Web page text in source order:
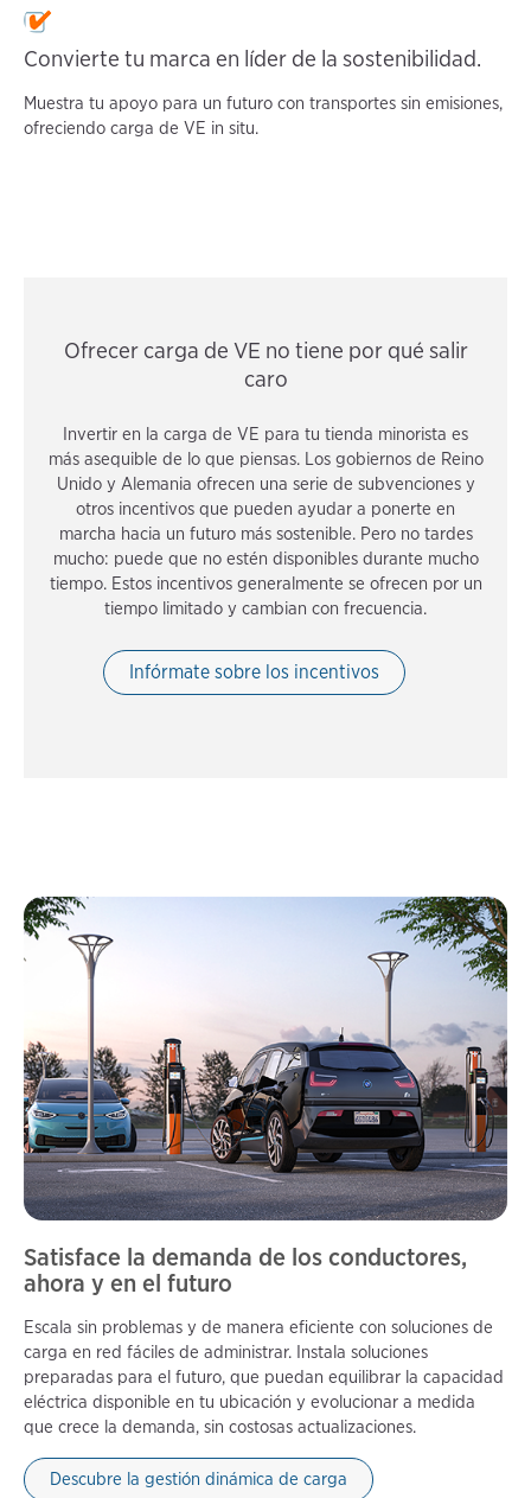
Convierte tu marca en líder de la sostenibilidad.
Muestra tu apoyo para un futuro con transportes sin emisiones,
ofreciendo carga de VE in situ.
Ofrecer carga de VE no tiene por qué salir
caro
Invertir en la carga de VE para tu tienda minorista es
más asequible de lo que piensas. Los gobiernos de Reino
Unido y Alemania ofrecen una serie de subvenciones y
otros incentivos que pueden ayudar a ponerte en
marcha hacia un futuro más sostenible. Pero no tardes
mucho: puede que no estén disponibles durante mucho
tiempo. Estos incentivos generalmente se ofrecen por un
tiempo limitado y cambian con frecuencia.
Infórmate sobre los incentivos
Satisface la demanda de los conductores,
ahora y en el futuro
Escala sin problemas y de manera eficiente con soluciones de
carga en red fáciles de administrar. Instala soluciones
preparadas para el futuro, que puedan equilibrar la capacidad
eléctrica disponible en tu ubicación y evolucionar a medida
que crece la demanda, sin costosas actualizaciones.
Descubre la gestión dinámica de carga